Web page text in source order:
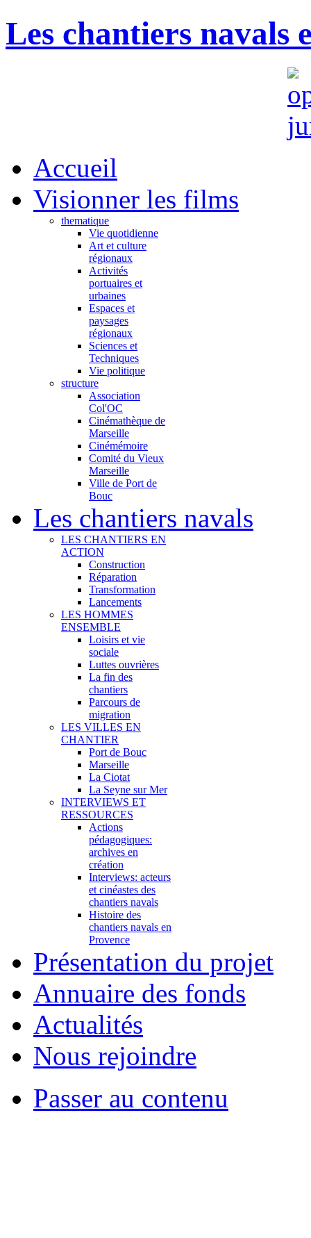
Les chantiers navals
Accueil
Visionner les films
thematique
Vie quotidienne
Art et culture
régionaux
Activités
portuaires et
urbaines
Espaces et
paysages
régionaux
Sciences et
Techniques
Vie politique
structure
Association
Col'OC
Cinémathèque de
Marseille
Cinémémoire
Comité du Vieux
Marseille
Ville de Port de
Bouc
Les chantiers navals
LES CHANTIERS EN
ACTION
Construction
Réparation
Transformation
Lancements
LES HOMMES
ENSEMBLE
Loisirs et vie
sociale
Luttes ouvrières
La fin des
chantiers
Parcours de
migration
LES VILLES EN
CHANTIER
Port de Bouc
Marseille
La Ciotat
La Seyne sur Mer
INTERVIEWS ET
RESSOURCES
Actions
pédagogiques:
archives en
création
Interviews: acteurs
et cinéastes des
chantiers navals
Histoire des
chantiers navals en
Provence
Présentation du projet
Annuaire des fonds
Actualités
Nous rejoindre
Passer au contenu